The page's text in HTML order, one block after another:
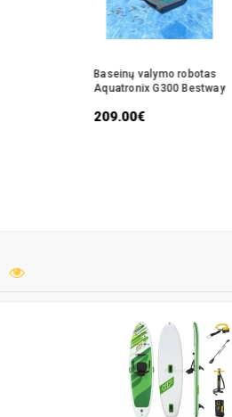
Baseinų valymo robotas
Aquatronix G300 Bestway
209.00€